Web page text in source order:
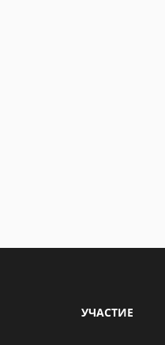
УЧАСТИЕ